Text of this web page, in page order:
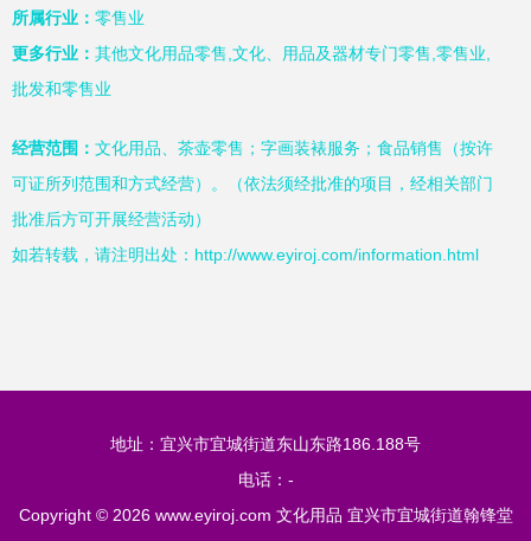
所属行业： 零售业
更多行业： 其他文化用品零售,文化、用品及器材专门零售,零售业,
批发和零售业
经营范围： 文化用品、茶壶零售；字画装裱服务；食品销售（按许
可证所列范围和方式经营）。（依法须经批准的项目，经相关部门
批准后方可开展经营活动）
如若转载，请注明出处：http://www.eyiroj.com/information.html
地址：宜兴市宜城街道东山东路186.188号
电话：-
Copyright © 2026 www.eyiroj.com 文化用品 宜兴市宜城街道翰锋堂